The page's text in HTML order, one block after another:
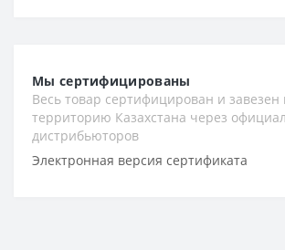
Мы сертифицированы
Весь товар сертифицирован и завезен
территорию Казахстана через
дистрибьюторов
Электронная версия сертификата